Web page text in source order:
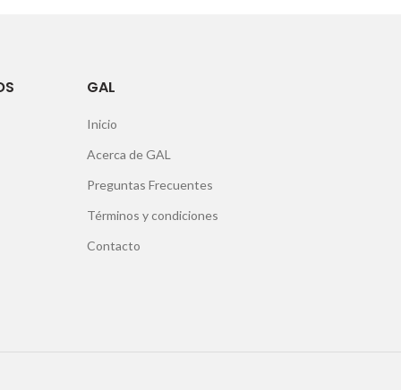
GAL
Inicio
Acerca de GAL
Preguntas Frecuentes
Términos y condiciones
Contacto